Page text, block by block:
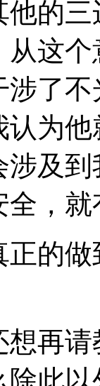
的
这
涉了
为
及
全，
正的
想再
此